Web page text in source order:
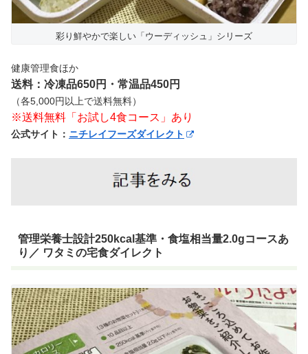
彩り鮮やかで楽しい「ウーディッシュ」シリーズ
健康管理食ほか
送料：冷凍品650円・常温品450円
（各5,000円以上で送料無料）
※送料無料「お試し4食コース」あり
公式サイト： ニチレイフーズダイレクト
管理栄養士設計250kcal基準・食塩相当量2.0gコースあ
り／ ワタミの宅食ダイレクト